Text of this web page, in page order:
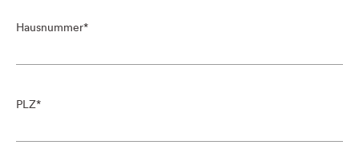
Hausnummer
PLZ